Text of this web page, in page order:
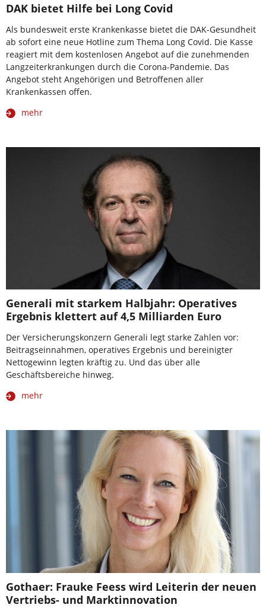
DAK bietet Hilfe bei Long Covid
Als bundesweit erste Krankenkasse bietet die DAK-Gesundheit
ab sofort eine neue Hotline zum Thema Long Covid. Die Kasse
reagiert mit dem kostenlosen Angebot auf die zunehmenden
Langzeiterkrankungen durch die Corona-Pandemie. Das
Angebot steht Angehörigen und Betroffenen aller
Krankenkassen offen.
mehr
Generali mit starkem Halbjahr: Operatives
Ergebnis klettert auf 4,5 Milliarden Euro
Der Versicherungskonzern Generali legt starke Zahlen vor:
Beitragseinnahmen, operatives Ergebnis und bereinigter
Nettogewinn legten kräftig zu. Und das über alle
Geschäftsbereiche hinweg.
mehr
Gothaer: Frauke Feess wird Leiterin der neuen
Vertriebs- und Marktinnovation